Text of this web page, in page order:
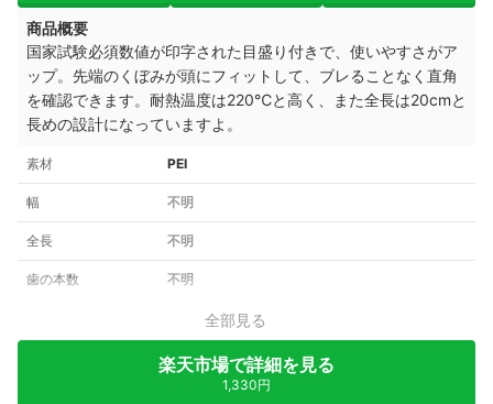
商品概要
国家試験必須数値が印字された目盛り付きで、使いやすさがア
ップ。先端のくぼみが頭にフィットして、ブレることなく直角
を確認できます。耐熱温度は220℃と高く、また全長は20cmと
長めの設計になっていますよ。
素材 PEI
幅 不明
全長 不明
歯の本数 不明
全部見る
楽天市場で詳細を見る
1,330円